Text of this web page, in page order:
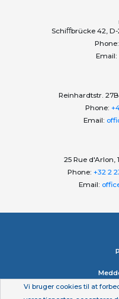
Schiﬀbrücke 42,
Phone:
Email:
Reinhardtstr.
Phone:
Email:
25 Rue d'Arlon,
Phone: +32 2
Email:
Vi bruger cookies til at